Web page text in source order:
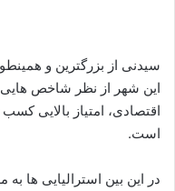
سیدنی از بزرگترین و
این شهر از نظر شاخص
است.
در این بین استرالیایی ها